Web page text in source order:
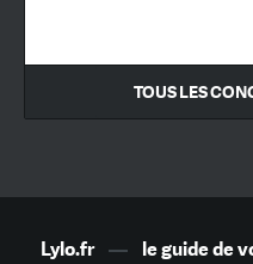
TOUS LES
Lylo.fr— le guide de